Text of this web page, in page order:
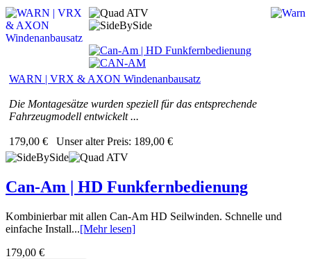
WARN | VRX & AXON Windenanbausatz
Die Montagesätze wurden speziell für das entsprechende
Fahrzeugmodell entwickelt ...
179,00 € Unser alter Preis: 189,00 €
Can-Am | HD Funkfernbedienung
Kombinierbar mit allen Can‑Am HD Seilwinden. Schnelle und
einfache Install...[Mehr lesen]
179,00 €